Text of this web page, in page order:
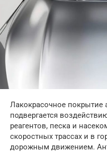
Лакокрасочное покрытие
подвергается
реагентов, песка и
скоростных трассах и в
дорожным движением.